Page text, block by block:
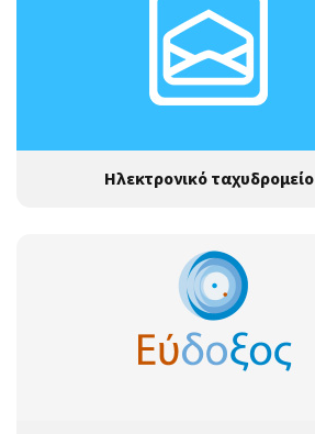
Ηλεκτρονικό ταχυδρομείο